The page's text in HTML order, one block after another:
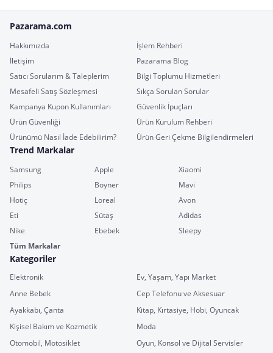
Pazarama.com
Hakkımızda
İşlem Rehberi
İletişim
Pazarama Blog
Satıcı Sorularım & Taleplerim
Bilgi Toplumu Hizmetleri
Mesafeli Satış Sözleşmesi
Sıkça Sorulan Sorular
Kampanya Kupon Kullanımları
Güvenlik İpuçları
Ürün Güvenliği
Ürün Kurulum Rehberi
Ürünümü Nasıl İade Edebilirim?
Ürün Geri Çekme Bilgilendirmeleri
Trend Markalar
Samsung Apple
Xiaomi
Philips
Boyner
Mavi
Hotiç
Loreal
Avon
Eti
Sütaş
Adidas
Nike
Ebebek
Sleepy
Tüm Markalar
Kategoriler
Elektronik
Ev, Yaşam, Yapı Market
Anne Bebek
Cep Telefonu ve Aksesuar
Ayakkabı, Çanta
Kitap, Kırtasiye, Hobi, Oyuncak
Kişisel Bakım ve Kozmetik
Moda
Otomobil, Motosiklet
Oyun, Konsol ve Dijital Servisler